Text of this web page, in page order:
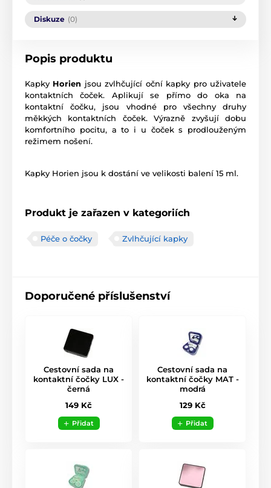
Diskuze (0)
Popis produktu
Kapky Horien jsou zvlhčující oční kapky pro uživatele
kontaktních čoček. Aplikují se přímo do oka na
kontaktní čočku, jsou vhodné pro všechny druhy
měkkých kontaktních čoček. Výrazně zvyšují dobu
komfortního pocitu, a to i u čoček s prodlouženým
režimem nošení.
Kapky Horien jsou k dostání ve velikosti balení 15 ml.
Produkt je zařazen v kategoriích
Péče o čočky Zvlhčující kapky
Doporučené příslušenství
Cestovní sada na
kontaktní čočky LUX -
černá
149 Kč
Přidat
Cestovní sada na
kontaktní čočky MAT -
modrá
129 Kč
Přidat